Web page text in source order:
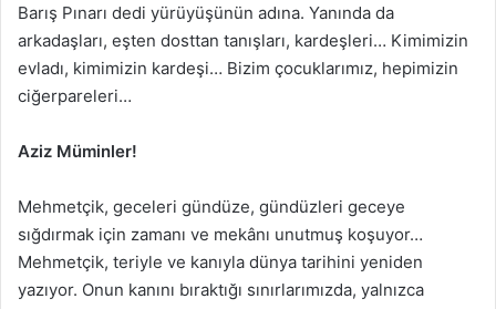
Barış Pınarı dedi yürüyüşünün adına. Yanında da
arkadaşları, eşten dosttan tanışları, kardeşleri… Kimimizin
evladı, kimimizin kardeşi… Bizim çocuklarımız, hepimizin
ciğerpareleri…
Aziz Müminler!
Mehmetçik, geceleri gündüze, gündüzleri geceye
sığdırmak için zamanı ve mekânı unutmuş koşuyor…
Mehmetçik, teriyle ve kanıyla dünya tarihini yeniden
yazıyor. Onun kanını bıraktığı sınırlarımızda, yalnızca